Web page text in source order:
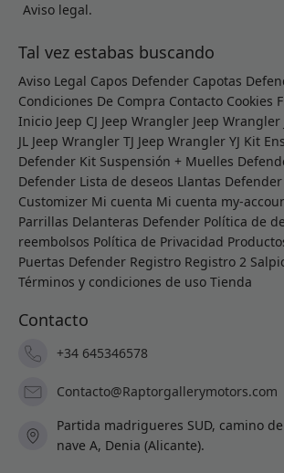
Aviso legal.
Tal vez estabas buscando
Aviso Legal Capos Defender Capotas
Condiciones De Compra Contacto Cookies
Inicio Jeep CJ Jeep Wrangler Jeep Wrangler
JL Jeep Wrangler TJ Jeep Wrangler YJ Kit
Defender Kit Suspensión + Muelles
Defender Lista de deseos Llantas Defender
Customizer Mi cuenta Mi cuenta my-
Parrillas Delanteras Defender Política de
reembolsos Política de Privacidad
Puertas Defender Registro Registro 2
Términos y condiciones de uso Tienda
Contacto
+34 645346578
Contacto@Raptorgallerymotors.com
Partida madrigueres SUD, camino
nave A, Denia (Alicante).